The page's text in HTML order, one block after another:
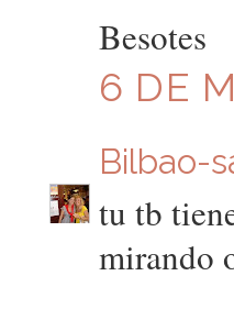
Besotes
6 DE
Bilbao-
tu tb
mirando